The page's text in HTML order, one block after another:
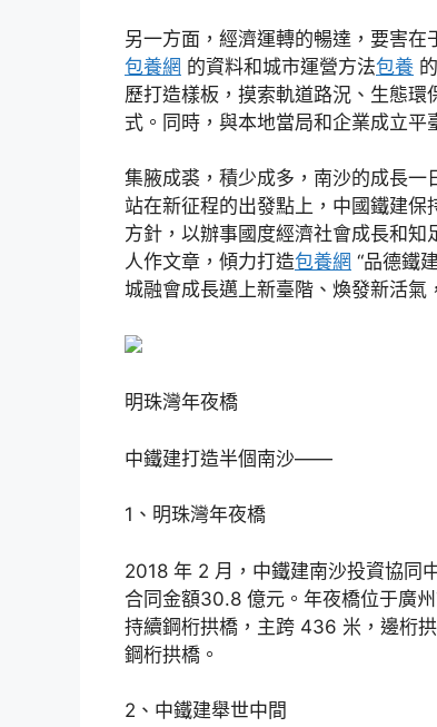
另一方面，經濟運轉的暢達，要害
包養網 的資料和城市運營方法包養
歷打造樣板，摸索軌道路況、生態環
式。同時，與本地當局和企業成立平
集腋成裘，積少成多，南沙的成長一
站在新征程的出發點上，中國鐵建保
方針，以辦事國度經濟社會成長和
人作文章，傾力打造包養網 “品德鐵
城融會成長邁上新臺階、煥發新活氣
明珠灣年夜橋
中鐵建打造半個南沙——
1、明珠灣年夜橋
2018 年 2 月，中鐵建南沙投資協同
合同金額30.8 億元。年夜橋位于廣
持續鋼桁拱橋，主跨 436 米，邊桁
鋼桁拱橋。
2、中鐵建舉世中間